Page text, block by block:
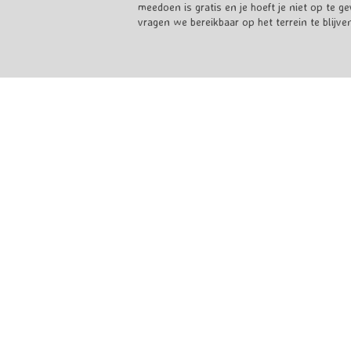
meedoen is gratis en je hoeft je niet op te
vragen we bereikbaar op het terrein te